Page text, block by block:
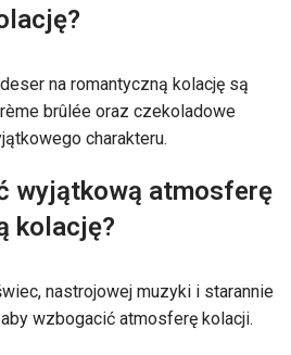
na romantyczną kolację są
brûlée oraz czekoladowe
charakteru.
wyjątkową atmosferę
kolację?
nastrojowej muzyki i starannie
wzbogacić atmosferę kolacji.